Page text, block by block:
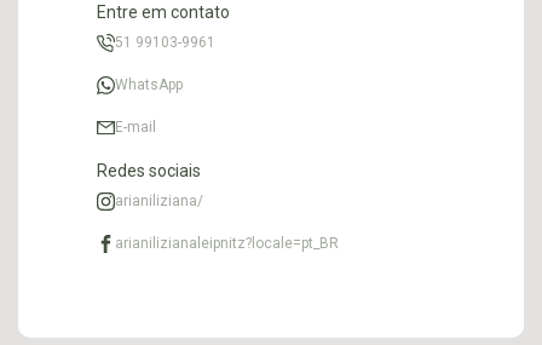
Entre em contato
51 99103-9961
WhatsApp
E-mail
Redes sociais
arianiliziana/
arianilizianaleipnitz?locale=pt_BR